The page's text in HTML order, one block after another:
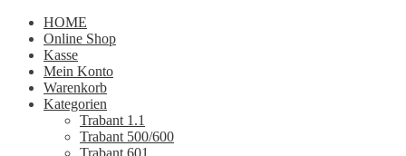
HOME
Online Shop
Kasse
Mein Konto
Warenkorb
Kategorien
Trabant 1.1
Trabant 500/600
Trabant 601